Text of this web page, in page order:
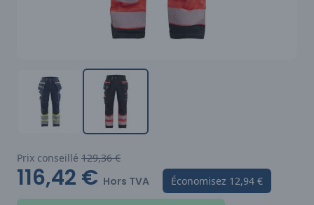
Prix conseillé 129,36 €
116,42 € Hors TVA Économisez 12,94 €